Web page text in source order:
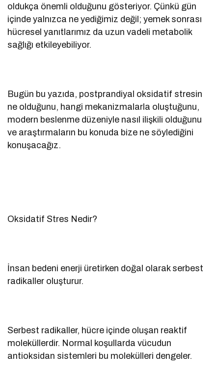
oldukça önemli olduğunu gösteriyor. Çünkü gün
içinde yalnızca ne yediğimiz değil; yemek sonrası
hücresel yanıtlarımız da uzun vadeli metabolik
sağlığı etkileyebiliyor.
Bugün bu yazıda, postprandiyal oksidatif stresin
ne olduğunu, hangi mekanizmalarla oluştuğunu,
modern beslenme düzeniyle nasıl ilişkili olduğunu
ve araştırmaların bu konuda bize ne söylediğini
konuşacağız.
Oksidatif Stres Nedir?
İnsan bedeni enerji üretirken doğal olarak serbest
radikaller oluşturur.
Serbest radikaller, hücre içinde oluşan reaktif
moleküllerdir. Normal koşullarda vücudun
antioksidan sistemleri bu molekülleri dengeler.